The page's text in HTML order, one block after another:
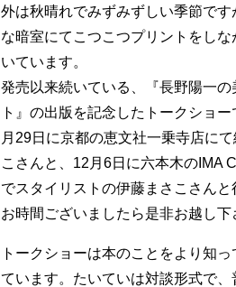
外は秋晴れでみずみずしい季節で
な暗室にてこつこつプリントをし
いています。
発売以来続いている、『長野陽一の
ト』の出版を記念したトークショ
月29日に京都の恵文社一乗寺店に
こさんと、12月6日に六本木のIMA
でスタイリストの伊藤まさこさんと
お時間ございましたら是非お越し下
トークショーは本のことをより知
ています。たいていは対談形式で